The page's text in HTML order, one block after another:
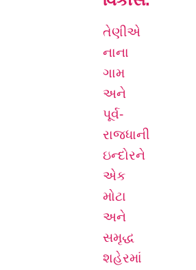
તેણીએ
નાના
ગામ
અને
પૂર્વ-
રાજધાની
ઇન્દોરને
એક
મોટા
અને
સમૃદ્ધ
શહેરમાં